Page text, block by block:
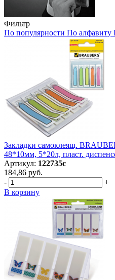
Фильтр
По популярности По алфавиту
Закладки самоклеящ.
48*10мм, 5*20л, пласт.
Артикул: 122735с
184,86 руб.
-
+
В корзину